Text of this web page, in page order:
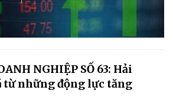
NGHIỆP SỐ 63: Hải
từ những động lực tăng